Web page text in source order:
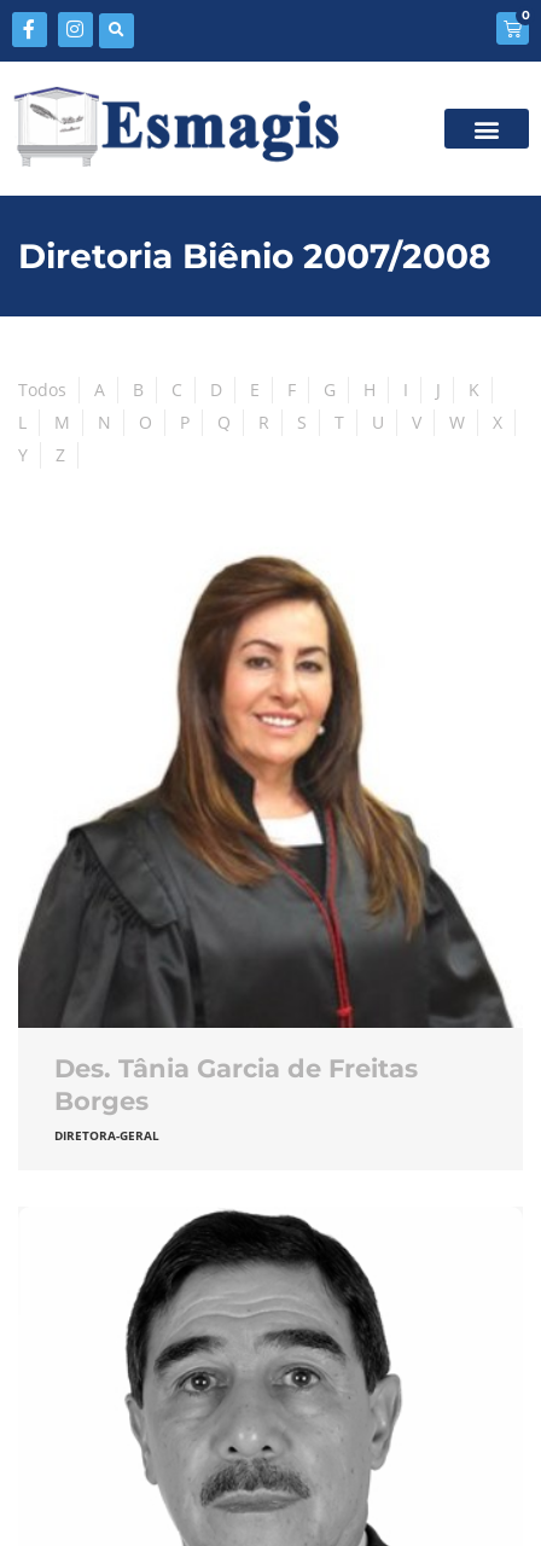
0
Diretoria Biênio 2007/2008
Todos A B C D E F G H I J
K
L
M N O P Q R S T U V W
X
Y
Z
Des. Tânia Garcia de Freitas
Borges
DIRETORA-GERAL